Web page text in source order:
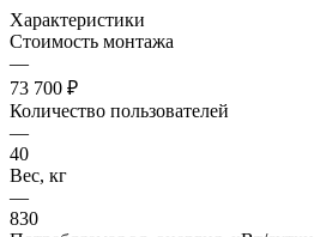
Характеристики
Стоимость монтажа
—
73 700 ₽
Количество пользователей
—
40
Вес, кг
—
830